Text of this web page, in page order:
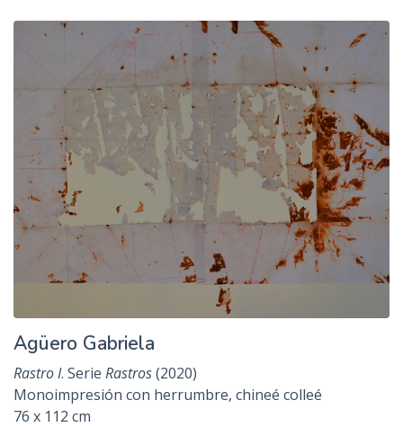
Agüero Gabriela
Rastro I. Serie Rastros(2020)
Monoimpresión con herrumbre, chineé colleé
76 x 112 cm